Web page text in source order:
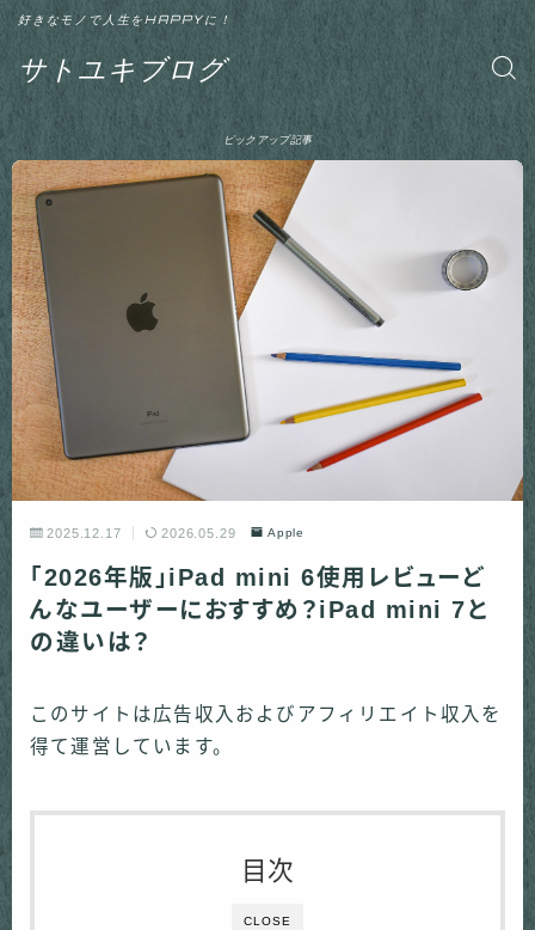
サトユキブログ
好きなモノで人生をHAPPYに！
ピックアップ記事
2025.12.17 2026.05.29 Apple
「2026年版」iPad mini 6使用レビューど
んなユーザーにおすすめ？iPad mini 7と
の違いは？
このサイトは広告収入およびアフィリエイト収入を
得て運営しています。
CLOSE
目次